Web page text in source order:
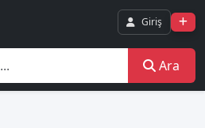
Giriş
Ara